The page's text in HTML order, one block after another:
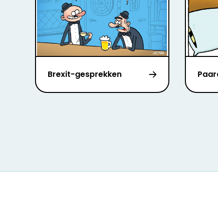
Brexit-gesprekken